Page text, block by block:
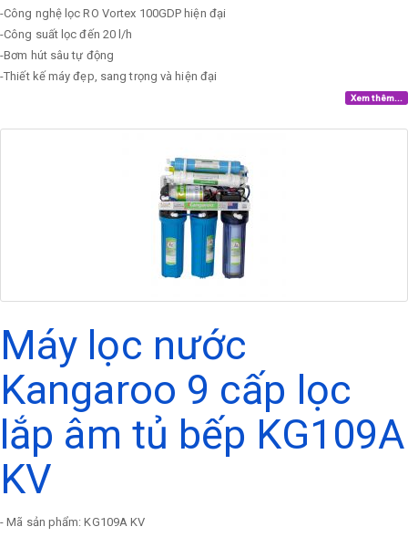
-Công nghệ lọc RO Vortex 100GDP hiện đại
-Công suất lọc đến 20 l/h
-Bơm hút sâu tự động
-Thiết kế máy đẹp, sang trọng và hiện đại
Xem thêm...
Máy lọc nước
Kangaroo 9 cấp lọc
lắp âm tủ bếp KG109A
KV
- Mã sản phẩm: KG109A KV